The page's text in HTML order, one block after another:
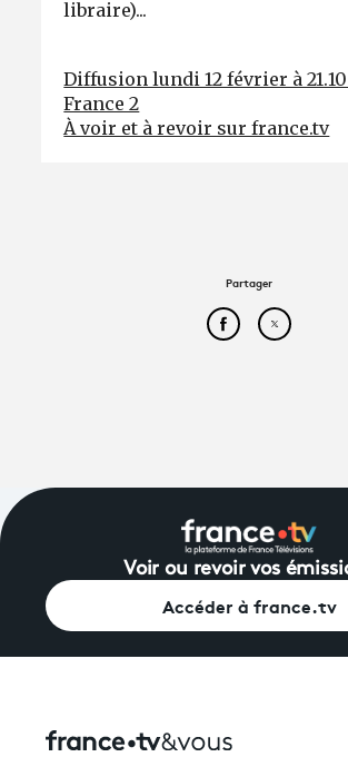
libraire)...
Diffusion lundi 12 février à
France 2
À voir et à revoir sur france.tv
Partager
Partager cet
Voir ou revoir vos
Accéder à france.tv